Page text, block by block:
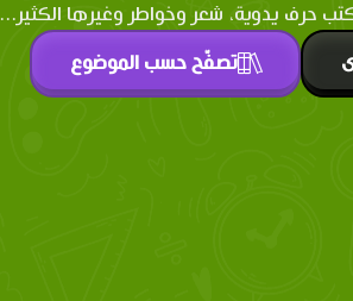
حرف يدوية، شعر وخواطر وغيرها الكثير...
تصفّح حسب الموضوع